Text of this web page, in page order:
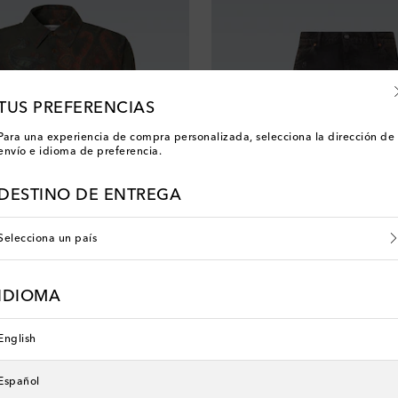
pricede descuento
€ 410
original price
€ 328
discount price20% de descuento
PREFERENCIAS
Para una experiencia de compra personalizada, selecciona la dirección de
e idioma de preferencia.
DESTINO DE ENTREGA
un país
IDIOMA
English
Español